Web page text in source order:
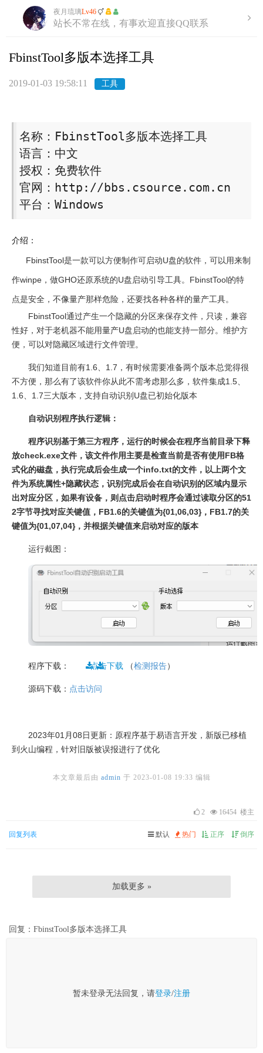
夜月琉璃Lv46
站长不常在线，有事欢迎直接QQ联系
FbinstTool多版本选择工具
2019-01-03 19:58:11 工具
名称：FbinstTool多版本选择工具
语言：中文
授权：免费软件
官网：http://bbs.csource.com.cn
平台：Windows
介绍：
FbinstTool是一款可以方便制作可启动U盘的软件，可以用来制
作winpe，做GHO还原系统的U盘启动引导工具。FbinstTool的特
点是安全，不像量产那样危险，还要找各种各样的量产工具。
FbinstTool通过产生一个隐藏的分区来保存文件，只读，兼容
性好，对于老机器不能用量产U盘启动的也能支持一部分。维护方
便，可以对隐藏区域进行文件管理。
我们知道目前有1.6、1.7，有时候需要准备两个版本总觉得很
不方便，那么有了该软件你从此不需考虑那么多，软件集成1.5、
1.6、1.7三大版本，支持自动识别U盘已初始化版本
自动识别程序执行逻辑：
程序识别基于第三方程序，运行的时候会在程序当前目录下释
放check.exe文件，该文件作用主要是检查当前是否有使用FB格
式化的磁盘，执行完成后会生成一个info.txt的文件，以上两个文
件为系统属性+隐藏状态，识别完成后会在自动识别的区域内显示
出对应分区，如果有设备，则点击启动时程序会通过读取分区的51
2字节寻找对应关键值，FB1.6的关键值为{01,06,03}，FB1.7的关
键值为{01,07,04}，并根据关键值来启动对应的版本
运行截图：
程序下载： 点击下载 （检测报告）
源码下载： 点击访问
2023年01月08日更新：原程序基于易语言开发，新版已移植
到火山编程，针对旧版被误报进行了优化
本文章最后由 admin 于 2023-01-08 19:33 编辑
2 16454 楼主
回复列表 默认 热门 正序 倒序
加载更多 »
回复：FbinstTool多版本选择工具
暂未登录无法回复，请登录/注册